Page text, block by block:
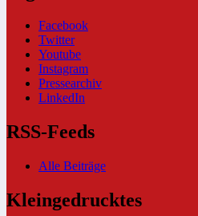
Facebook
Twitter
Youtube
Instagram
Pressearchiv
LinkedIn
RSS-Feeds
Alle Beiträge
Kleingedrucktes